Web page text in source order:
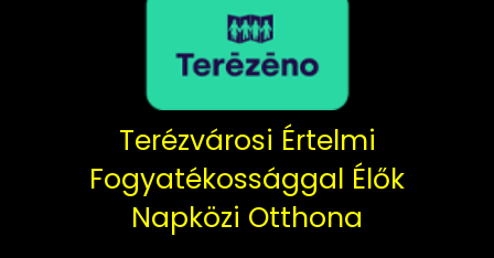
Terézvárosi Értelmi
Fogyatékossággal Élők
Napközi Otthona